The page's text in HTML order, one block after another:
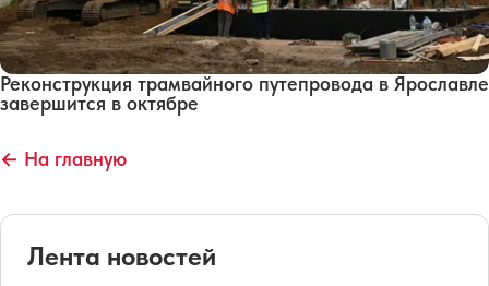
Реконструкция трамвайного путепровода в Ярославле
завершится в октябре
← На главную
Лента новостей